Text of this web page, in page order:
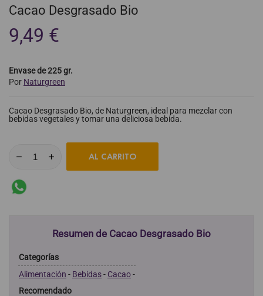
Cacao Desgrasado Bio
9,49 €
Envase de 225 gr.
Por Naturgreen
Cacao Desgrasado Bio, de Naturgreen, ideal para mezclar con
bebidas vegetales y tomar una deliciosa bebida.
AL CARRITO
Resumen de Cacao Desgrasado Bio
Categorías
Alimentación - Bebidas- Cacao-
Recomendado